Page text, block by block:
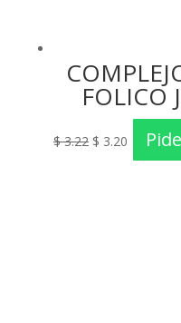
FOLICO
$3.22
precio
$ 3.20
precio